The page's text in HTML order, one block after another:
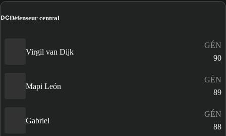
DCDéfenseur central
Virgil van Dijk
GÉN
90
Mapi León
GÉN
89
Gabriel
GÉN
88